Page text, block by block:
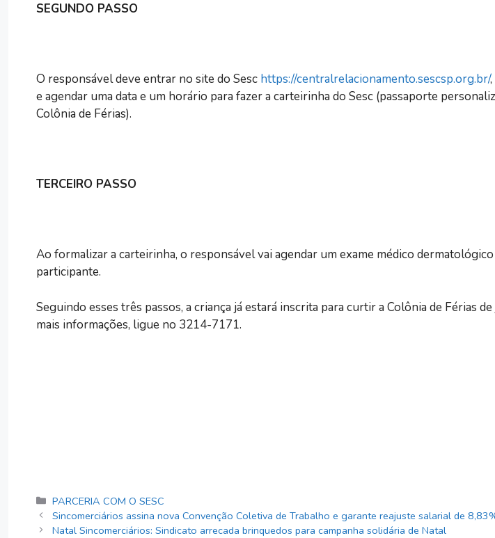
SEGUNDO PASSO
O responsável deve entrar no site do Sesc https://centralrelacionamento.sescsp.org.br/
e agendar uma data e um horário para fazer a carteirinha do Sesc (passaporte
Colônia de Férias).
TERCEIRO PASSO
Ao formalizar a carteirinha, o responsável vai agendar um exame médico dermatológico
participante.
Seguindo esses três passos, a criança já estará inscrita para curtir a Colônia de Férias
mais informações, ligue no 3214-7171.
Categorias
PARCERIA COM O SESC
Sincomerciários assina nova Convenção Coletiva de Trabalho e garante reajuste salarial de
Natal Sincomerciários: Sindicato arrecada brinquedos para campanha solidária de Natal